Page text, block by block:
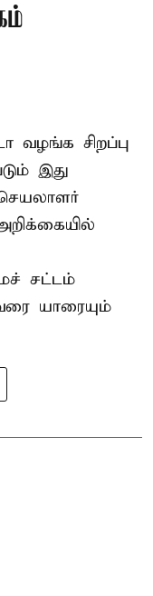
வழங்க சிறப்பு
இது
சட்டம்
யாரையும்